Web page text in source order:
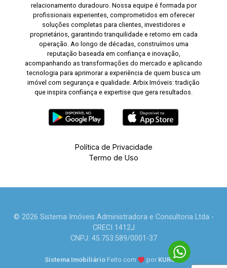
relacionamento duradouro. Nossa equipe é formada por
profissionais experientes, comprometidos em oferecer
soluções completas para clientes, investidores e
proprietários, garantindo tranquilidade e retorno em cada
operação. Ao longo de décadas, construímos uma
reputação baseada em confiança e inovação,
acompanhando as transformações do mercado e aplicando
tecnologia para aprimorar a experiência de quem busca um
imóvel com segurança e qualidade. Arbix Imóveis: tradição
que inspira confiança e expertise que gera resultados.
Política de Privacidade
Termo de Uso
© 2026 Sistema Imóveis Administradora e Consultoria Ltda -
CRECI 1412J
CNPJ: 45.753.589/0001-37
Sistema Imobiliário Feito com por KUROLE